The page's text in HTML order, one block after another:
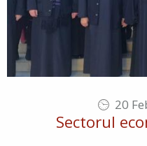
20
Sectorul